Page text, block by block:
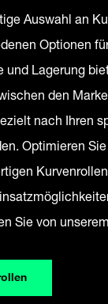
Auswahl an
Optionen
und Lagerung
den
nach Ihren
Optimieren
Sie von